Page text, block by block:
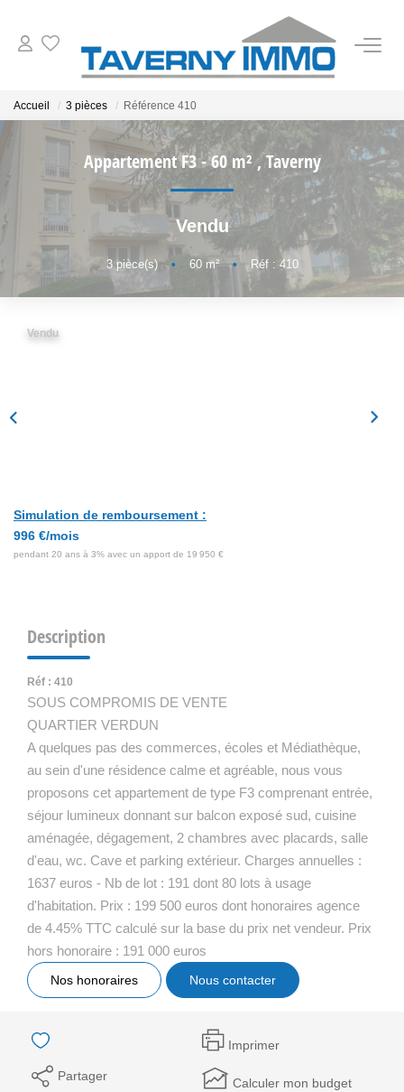
ESTIMATION
OUTILS
NOTRE AGENCE
Accueil 3 pièces Référence 410
Appartement F3 - 60 m² ,Taverny
Vendu
3pièce(s) • 60m² • Réf : 410
Vendu
Simulation de remboursement :
996 €/mois
pendant 20 ans à 3% avec un apport de 19 950 €
Description
Réf : 410
SOUS COMPROMIS DE VENTE
QUARTIER VERDUN
A quelques pas des commerces, écoles et Médiathèque,
au sein d'une résidence calme et agréable, nous vous
proposons cet appartement de type F3 comprenant entrée,
séjour lumineux donnant sur balcon exposé sud, cuisine
aménagée, dégagement, 2 chambres avec placards, salle
d'eau, wc. Cave et parking extérieur. Charges annuelles :
1637 euros - Nb de lot : 191 dont 80 lots à usage
d'habitation. Prix : 199 500 euros dont honoraires agence
de 4.45% TTC calculé sur la base du prix net vendeur. Prix
hors honoraire : 191 000 euros
Nos honoraires Nous contacter
Imprimer
Partager Calculer mon budget